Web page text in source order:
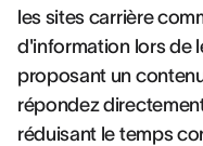
les sites carrière
d'information lors de
proposant un
répondez
réduisant le temps